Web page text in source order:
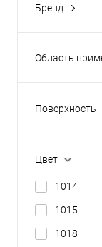
Бренд
Область
Поверхность
Цвет
1014
1015
1018